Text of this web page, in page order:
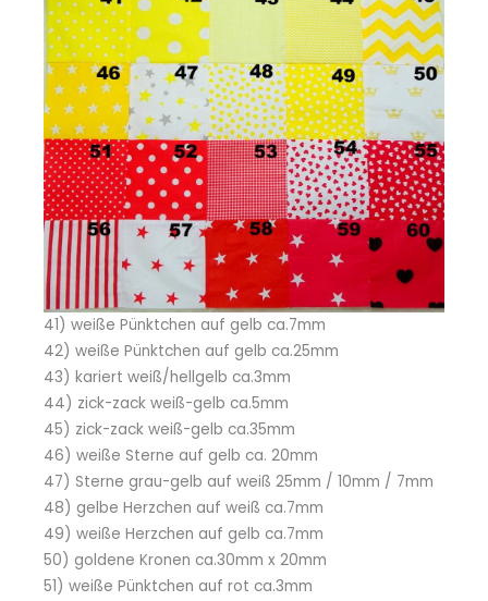
41) weiße Pünktchen auf gelb ca.7mm
42) weiße Pünktchen auf gelb ca.25mm
43) kariert weiß/hellgelb ca.3mm
44) zick-zack weiß-gelb ca.5mm
45) zick-zack weiß-gelb ca.35mm
46) weiße Sterne auf gelb ca. 20mm
47) Sterne grau-gelb auf weiß 25mm / 10mm / 7mm
48) gelbe Herzchen auf weiß ca.7mm
49) weiße Herzchen auf gelb ca.7mm
50) goldene Kronen ca.30mm x 20mm
51) weiße Pünktchen auf rot ca.3mm